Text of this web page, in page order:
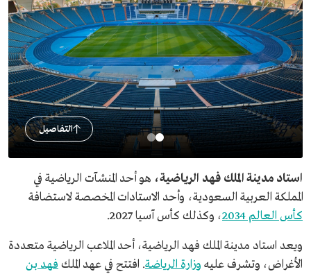
التفاصيل
استاد مدينة الملك فهد الرياضية، هو أحد المنشآت الرياضية في
المملكة العربية السعودية، وأحد الاستادات المخصصة لاستضافة
كأس العالم 2034
، وكذلك كأس آسيا 2027.
ويعد استاد مدينة الملك فهد الرياضية، أحد الملاعب الرياضية متعددة
الأغراض، وتشرف عليه وزارة الرياضة. افتتح في عهد الملك فهد بن